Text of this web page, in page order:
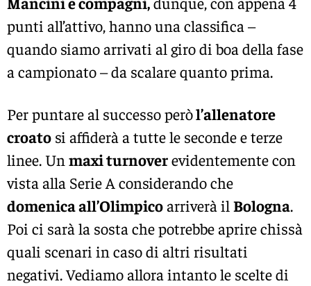
punti all’attivo, hanno una classifica –
quando siamo arrivati al giro di boa della fase
a campionato – da scalare quanto prima.
Per puntare al successo peròl’allenatore
croato si affiderà a tutte le seconde e terze
linee. Un maxi turnoverevidentemente con
vista alla Serie A considerando che
domenica all’Olimpicoarriverà il Bologna.
Poi ci sarà la sosta che potrebbe aprire chissà
quali scenari in caso di altri risultati
negativi. Vediamo allora intanto le scelte di